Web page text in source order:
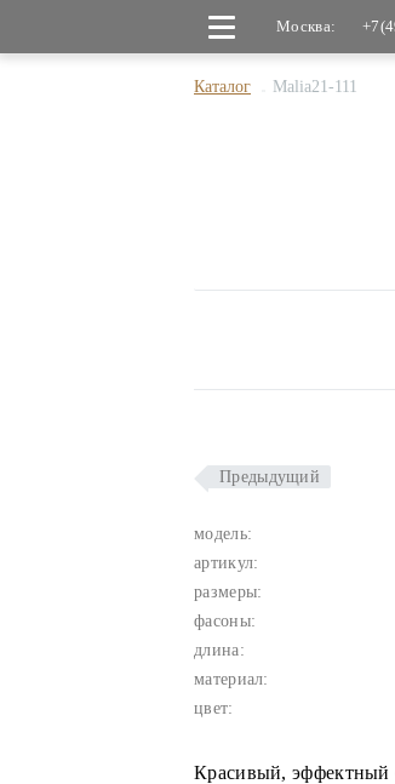
Москва:
Каталог Malia21-111
Предыдущий
модель:
артикул:
размеры:
фасоны:
длина:
материал:
цвет:
Красивый,